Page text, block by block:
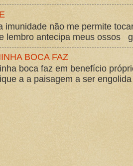
imunidade não me permite
lembro antecipa meus ossos
BOCA FAZ
boca faz em benefício
a a paisagem a ser